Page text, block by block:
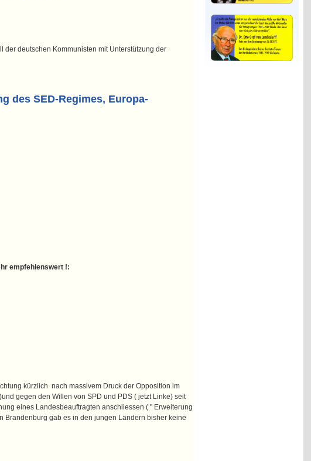
deutschen Kommunisten mit Unterstützung der
des SED-Regimes, Europa-
empfehlenswert !:
kürzlich nach massivem Druck der Opposition im
gegen den Willen von SPD und PDS ( jetzt Linke) seit
eines Landesbeauftragten anschliessen ( " Erweiterung
Brandenburg gab es in den jungen Ländern bisher keine